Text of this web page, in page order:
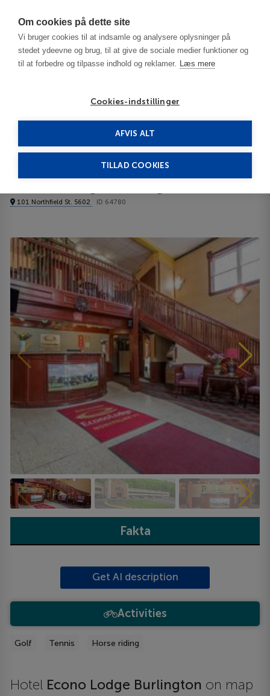
Om cookies på dette site
Vi bruger cookies til at indsamle og analysere oplysninger på
stedet ydeevne og brug, til at give de sociale medier funktioner og
til at forbedre og tilpasse indhold og reklamer. Læs mere
Cookies-indstillinger
AFVIS ALT
TILLAD COOKIES
Burlington/Stowe - VT
Econo Lodge Burlington 4****
101 Northfield St. 5602 ID 64780
Fakta
Get AI description
Activities
Golf Tennis Horse riding
Hotel Econo Lodge Burlington on map